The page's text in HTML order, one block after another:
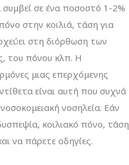
σε ένα ποσοστό 1-2%
στην κοιλιά, τάση για
στη διόρθωση των
του πόνου κλπ. Η
μιας επερχόμενης
είναι αυτή που συχνά
νοσηλεία. Εάν
κοιλιακό πόνο, τάση
να πάρετε οδηγίες.